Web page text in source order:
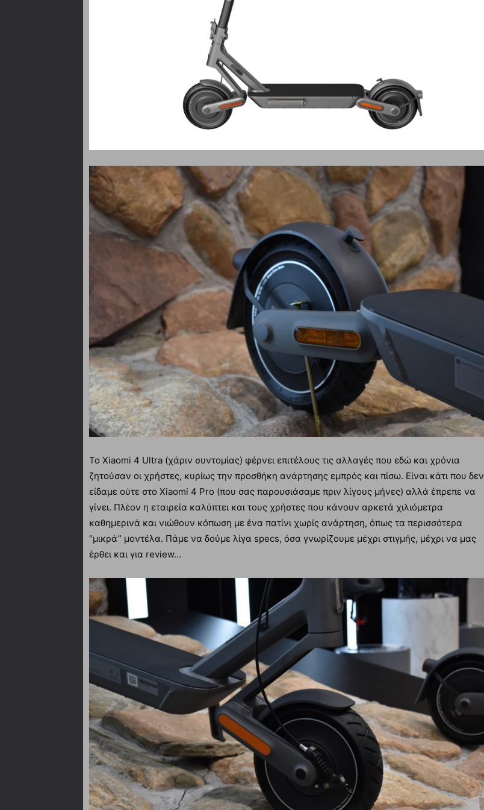
Το Xiaomi 4 Ultra (χάριν συντομίας) φέρνει επιτέλους τις αλλαγές που εδώ και χρόνια
ζητούσαν οι χρήστες, κυρίως την προσθήκη ανάρτησης εμπρός και πίσω. Είναι κάτι που δεν
είδαμε ούτε στο Xiaomi 4 Pro (που σας παρουσιάσαμε πριν λίγους μήνες) αλλά έπρεπε να
γίνει. Πλέον η εταιρεία καλύπτει και τους χρήστες που κάνουν αρκετά χιλιόμετρα
καθημερινά και νιώθουν κόπωση με ένα πατίνι χωρίς ανάρτηση, όπως τα περισσότερα
“μικρά” μοντέλα. Πάμε να δούμε λίγα specs, όσα γνωρίζουμε μέχρι στιγμής, μέχρι να μας
έρθει και για review…